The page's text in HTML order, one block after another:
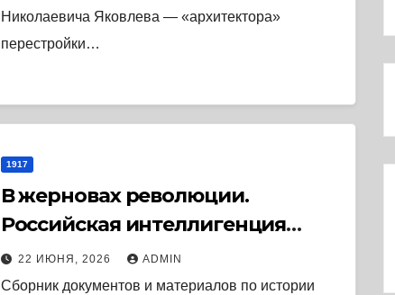
Николаевича Яковлева — «архитектора»
перестройки…
1917
В жерновах революции.
Российская интеллигенция
между белыми и красными в
пореволюционные годы. (2008) *
22 ИЮНЯ, 2026 ADMIN
Сборник документов и материалов по истории